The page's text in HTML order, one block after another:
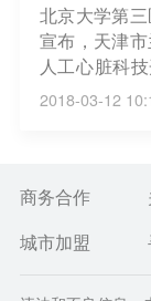
北京大学第
宣布，天津
人工心脏科
心脏通过伦
疗晚期心衰
2018-03-12
商务合作
城市加盟